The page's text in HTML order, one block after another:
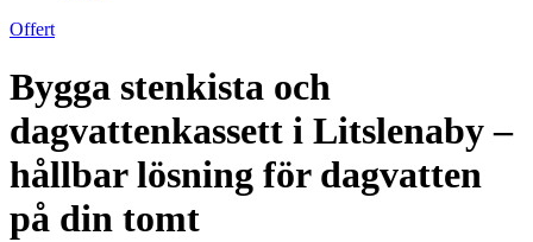
Offert
Bygga stenkista och
dagvattenkassett i Litslenaby –
hållbar lösning för dagvatten
på din tomt